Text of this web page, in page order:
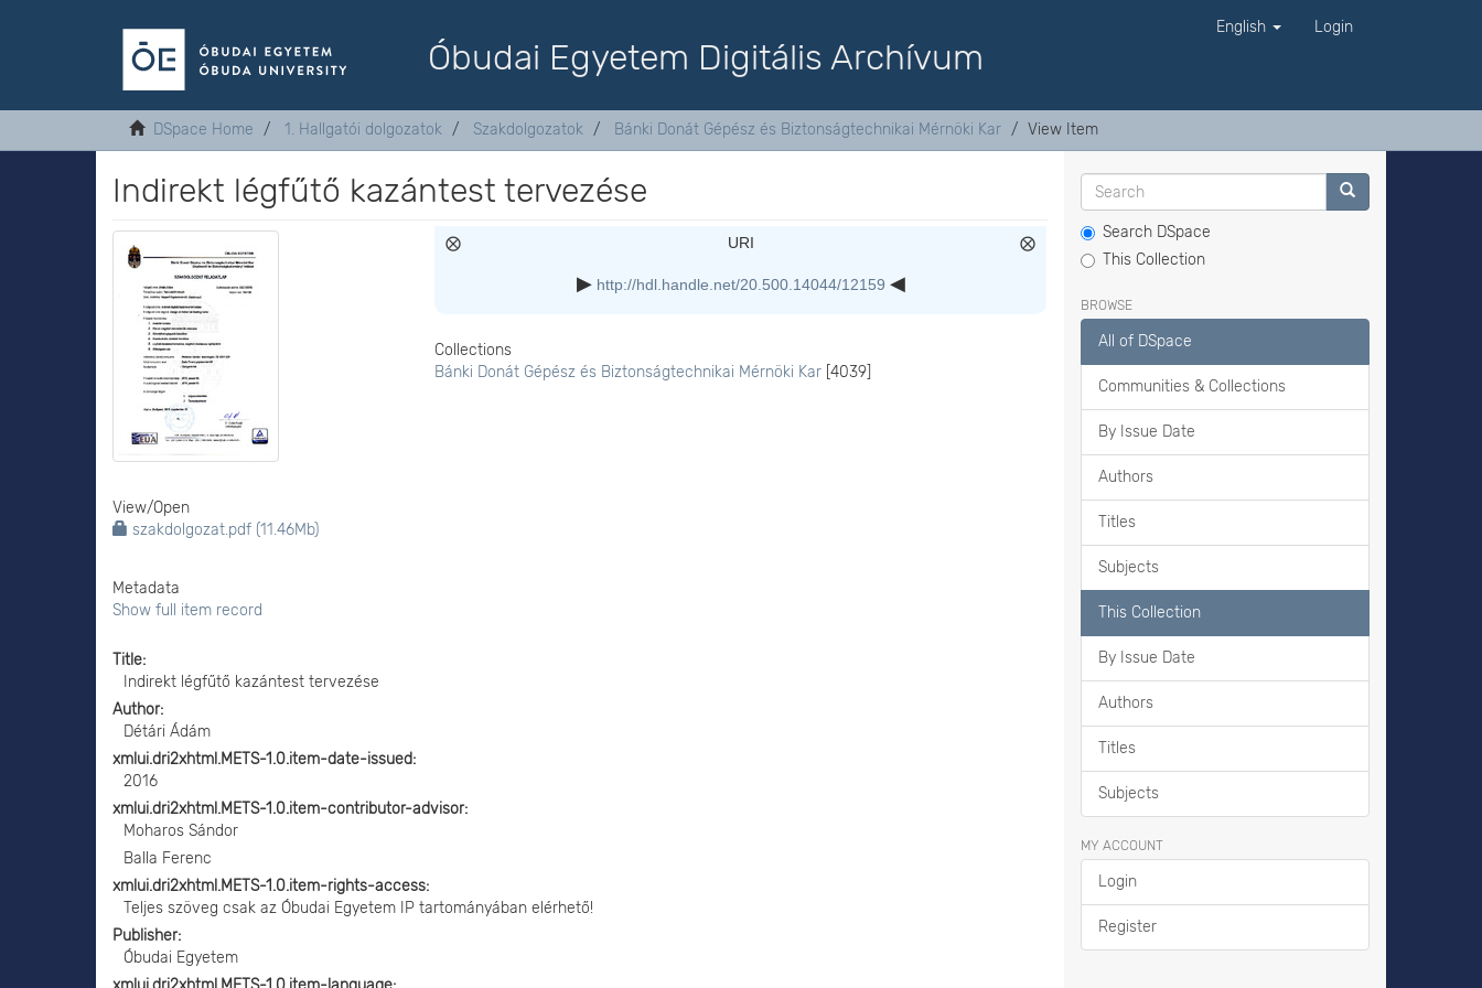
Óbudai Egyetem Digitális Archívum
English Login
DSpace Home 1. Hallgatói dolgozatok Szakdolgozatok Bánki Donát Gépész és Biztonságtechnikai Mérnöki Kar View Item
Indirekt légfűtő kazántest tervezése
View/Open
szakdolgozat.pdf (11.46Mb)
Metadata
Show full item record
URI
http://hdl.handle.net/20.500.14044/12159
Collections
Bánki Donát Gépész és Biztonságtechnikai Mérnöki Kar [4039]
Title
Indirekt légfűtő kazántest tervezése
Author
Détári Ádám
xmlui.dri2xhtml.METS-1.0.item-date-issued
2016
xmlui.dri2xhtml.METS-1.0.item-contributor-advisor
Moharos Sándor
Balla Ferenc
xmlui.dri2xhtml.METS-1.0.item-rights-access
Teljes szöveg csak az Óbudai Egyetem IP tartományában elérhető!
Publisher
Óbudai Egyetem
Search DSpace
This Collection
BROWSE
All of DSpace
Communities & Collections
By Issue Date
Authors
Titles
Subjects
This Collection
By Issue Date
Authors
Titles
Subjects
MY ACCOUNT
Login
Register